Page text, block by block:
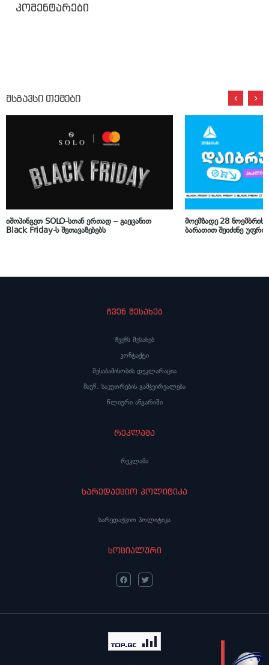
LIVE
კომენტარები
მსგავსი თემები
იშოპინგეთ SOLO-სთან ერთად – გაეცანით
Black Friday-ს შეთავაზებებს
მოემზადე 28
ბარათით შეიძინე
ჩვენ შესახებ
ჩვენს შესახებ
კონტაქტი
შესაბამისობის დეკლარაცია
მაუწ. საკუთრების გამჭვირვალება
წლიური ანგარიში
რეკლამა
რეკლამა
სარედაქციო პოლიტიკა
სარედაქციო პოლიტიკა
სოციალური